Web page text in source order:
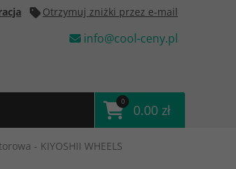
Otrzymuj zniżki przez e-mail
info@cool-ceny.pl
0
0.00 zł
- KIYOSHII WHEELS